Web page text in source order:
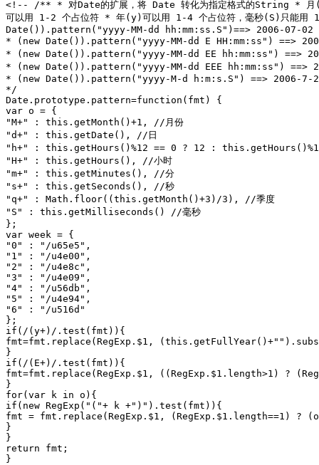
<!-- /** * 对Date的扩展，将 Date 转化为指定格式的String *
可以用 1-2 个占位符 * 年(y)可以用 1-4 个占位符，毫秒(S)只能
Date()).pattern("yyyy-MM-dd hh:mm:ss.S")==> 2006-07-02
* (new Date()).pattern("yyyy-MM-dd E HH:mm:ss") ==>
* (new Date()).pattern("yyyy-MM-dd EE hh:mm:ss") ==>
* (new Date()).pattern("yyyy-MM-dd EEE hh:mm:ss") ==>
* (new Date()).pattern("yyyy-M-d h:m:s.S") ==> 2006-7-
*/
Date.prototype.pattern=function(fmt) {
var o = {
"M+" : this.getMonth()+1, //月份
"d+" : this.getDate(), //日
"h+" : this.getHours()%12 == 0 ? 12 :
"H+" : this.getHours(), //小时
"m+" : this.getMinutes(), //分
"s+" : this.getSeconds(), //秒
"q+" : Math.floor((this.getMonth()+3)/3), //季度
"S" : this.getMilliseconds() //毫秒
};
var week = {
"0" : "/u65e5",
"1" : "/u4e00",
"2" : "/u4e8c",
"3" : "/u4e09",
"4" : "/u56db",
"5" : "/u4e94",
"6" : "/u516d"
};
if(/(y+)/.test(fmt)){
fmt=fmt.replace(RegExp.$1,
}
if(/(E+)/.test(fmt)){
fmt=fmt.replace(RegExp.$1, ((RegExp.$1.length>1) ?
}
for(var k in o){
if(new RegExp("("+ k +")").test(fmt)){
fmt = fmt.replace(RegExp.$1,
}
}
return fmt;
}